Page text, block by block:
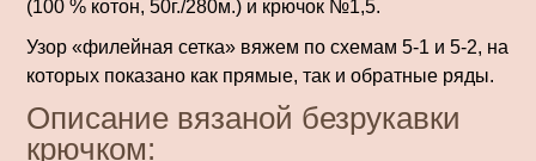
(100 % котон, 50г./280м.) и крючок №1,5.
Узор «филейная сетка» вяжем по схемам 5-1 и 5-2, на
которых показано как прямые, так и обратные ряды.
Описание вязаной безрукавки
крючком: